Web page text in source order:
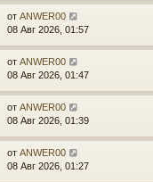
от ANWER00
08 Авг 2026, 01:57
от ANWER00
08 Авг 2026, 01:47
от ANWER00
08 Авг 2026, 01:39
от ANWER00
08 Авг 2026, 01:27